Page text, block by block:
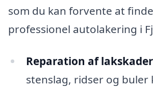
som du kan forvente at
professionel autolakering i
Reparation af
stenslag, ridser og buler